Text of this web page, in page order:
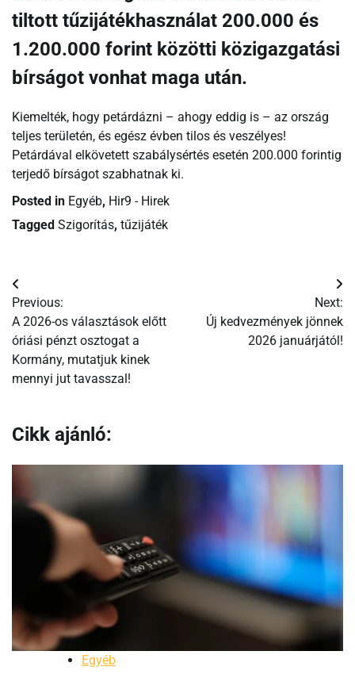
tiltott tűzijátékhasználat 200.000 és
1.200.000 forint közötti közigazgatási
bírságot vonhat maga után.
Kiemelték, hogy petárdázni – ahogy eddig is – az ország
teljes területén, és egész évben tilos és veszélyes!
Petárdával elkövetett szabálysértés esetén 200.000 forintig
terjedő bírságot szabhatnak ki.
Posted in Egyéb, Hir9 - Hirek
Tagged Szigorítás, tűzijáték
Bejegyzés
navigáció
Previous:
A 2026-os választások előtt
óriási pénzt osztogat a
Kormány, mutatjuk kinek
mennyi jut tavasszal!
Next:
Új kedvezmények jönnek
2026 januárjától!
Cikk ajánló:
Egyéb